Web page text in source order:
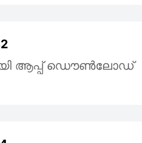
ആപ്പ് ഡൌൺലോഡ്